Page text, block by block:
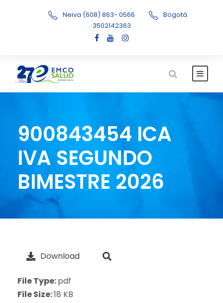
Neiva (608) 863- 0566
Bogotá
3502142363
900843454 ICA
IVA SEGUNDO
BIMESTRE 2026
Download
File Type:pdf
File Size:18 KB